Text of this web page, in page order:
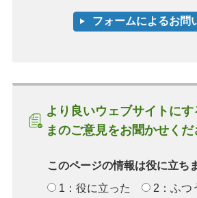
より良いウェブサイトにす
まのご意見をお聞かせくだ
このページの情報は役に立ち
1：役に立った
2：ふつ